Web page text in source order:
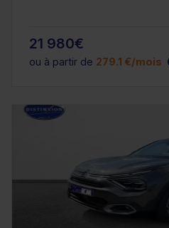
21 980€
ou à partir de 279.1 €/mois